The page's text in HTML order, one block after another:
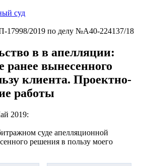
суд
17998/2019 по делу №А40-224137/18
в в апелляции:
ранее вынесенного
клиента. Проектно-
работы
2019:
суде апелляционной
решения в пользу моего